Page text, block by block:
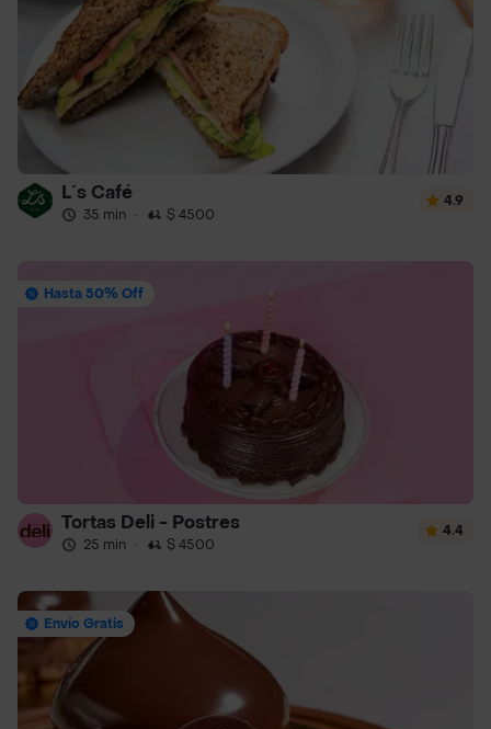
L´s Café
35 min · $ 4500
4.9
Hasta 50% Off
Tortas Deli - Postres
25 min · $ 4500
4.4
Envío Gratis